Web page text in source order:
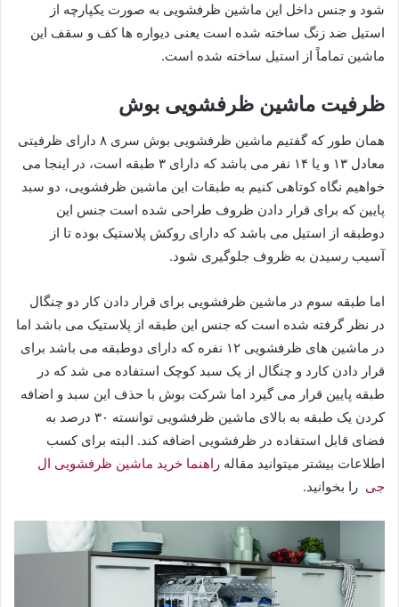
شود و جنس داخل این ماشین ظرفشویی به صورت یکپارچه از
استیل ضد زنگ ساخته شده است یعنی دیواره ها کف و سقف این
ماشین تماماً از استیل ساخته شده است.
ظرفیت ماشین ظرفشویی بوش
همان طور که گفتیم ماشین‌ ظرفشویی بوش سری ۸ دارای ظرفیتی
معادل ۱۳ و یا ۱۴ نفر می باشد که دارای ۳ طبقه است، در اینجا می
خواهیم نگاه کوتاهی کنیم به طبقات این ماشین ظرفشویی، دو سبد
پایین که برای قرار دادن ظروف طراحی شده است جنس این
دوطبقه از استیل می باشد که دارای روکش پلاستیک بوده تا از
آسیب رسیدن به ظروف جلوگیری شود.
اما طبقه سوم در ماشین ظرفشویی برای قرار دادن کار دو چنگال
در نظر گرفته شده است که جنس این طبقه از پلاستیک می باشد اما
در ماشین های ظرفشویی ۱۲ نفره که دارای دوطبقه می باشد برای
قرار دادن کارد و چنگال از یک سبد کوچک استفاده می شد که در
طبقه پایین قرار می گیرد اما شرکت بوش با حذف این سبد و اضافه
کردن یک طبقه به بالای ماشین ظرفشویی توانسته ۳۰ درصد به
فضای قابل استفاده در ظرفشویی اضافه کند. البته برای کسب
اطلاعات بیشتر میتوانید مقاله راهنما خرید ماشین ظرفشویی ال
جی را بخوانید.